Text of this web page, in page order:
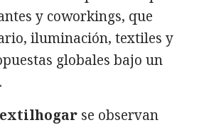
y coworkings, que
iluminación, textiles y
globales bajo un
se observan